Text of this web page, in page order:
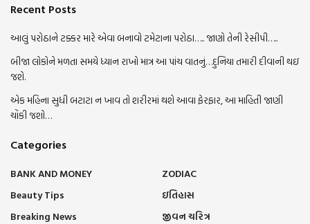
Recent Posts
આલું પરોઠાને ટક્કર મારે એવા બનાવો ટમેટાના પરોઠા….. જાણો તેની રેસીપી…..
બીજા લોકોને મળતા સમયે ધ્યાન રાખો માત્ર આ પાંચ વાતનું…દુનિયા તમારી દીવાની થઇ
જશે.
એક મહિના સુધી બટાટા ન ખાવ તો શરીરમાં થશે આવા ફેરફાર, આ માહિતી જાણી
ચોંકી જશો…
Categories
BANK AND MONEY
Beauty Tips
Breaking News
ZODIAC
ઇતિહાસ
જીવન ચરિત્ર